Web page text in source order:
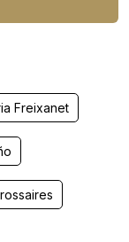
Freixanet